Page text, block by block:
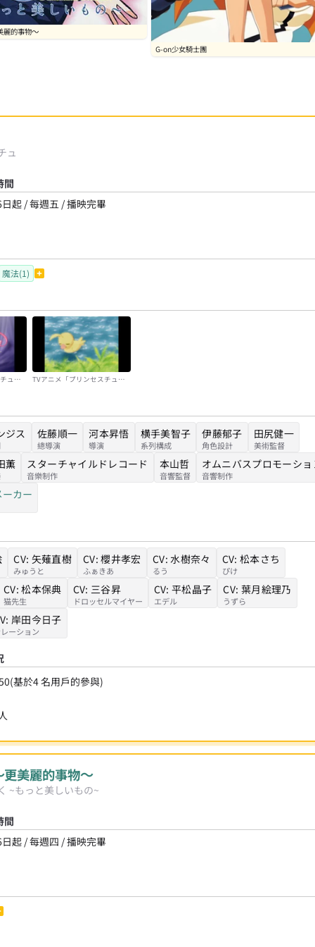
麗的事物～
G-on少女騎士團
ュ
間
起 / 每週五 / 播映完畢
魔法(1)
ュチ
TVアニメ「プリンセスチュチ
れど」
ジス 佐藤順一
總導演
河本昇悟
導演
横手美智子
系列構成
伊藤郁子
角色設計
田尻健一
美術監督
薫 スターチャイルドレコード
音樂制作
本山哲
音響監督
オムニバスプロモーショ
音響制作
カー
CV: 矢薙直樹
みゅうと
CV: 櫻井孝宏
ふぁきあ
CV: 水樹奈々
るう
CV: 松本さち
ぴけ
CV: 松本保典
猫先生
CV: 三谷昇
ドロッセルマイヤー
CV: 平松晶子
エデル
CV: 葉月絵理乃
うずら
岸田今日子
ーション
(基於4名用戶的參與)
美麗的事物～
~もっと美しいもの~
間
起 / 每週四 / 播映完畢